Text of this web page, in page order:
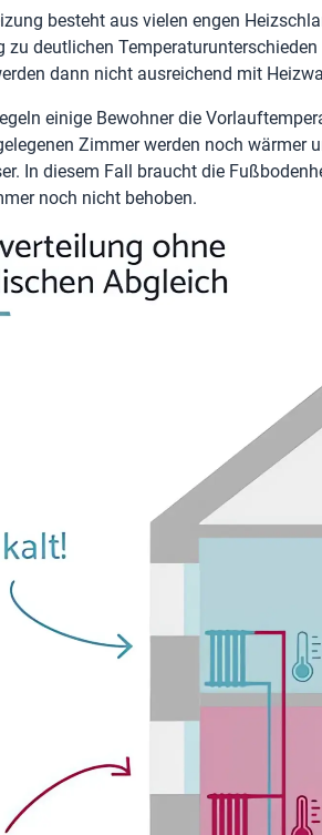
besteht aus vielen engen
zu deutlichen
dann nicht ausreichend mit
einige Bewohner die
Zimmer werden noch
In diesem Fall braucht die
noch nicht behoben.